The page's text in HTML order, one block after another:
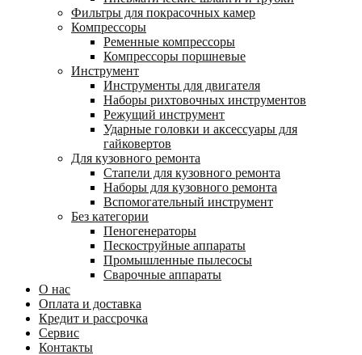
Фильтры для покрасочных камер
Компрессоры
Ременные компрессоры
Компрессоры поршневые
Инструмент
Инструменты для двигателя
Наборы рихтовочных инструментов
Режущий инструмент
Ударные головки и аксессуары для
гайковертов
Для кузовного ремонта
Стапели для кузовного ремонта
Наборы для кузовного ремонта
Вспомогательный инструмент
Без категории
Пеногенераторы
Пескоструйные аппараты
Промышленные пылесосы
Сварочные аппараты
О нас
Оплата и доставка
Кредит и рассрочка
Сервис
Контакты